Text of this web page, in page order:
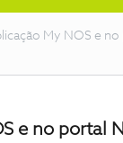
My NOS e no
e no portal